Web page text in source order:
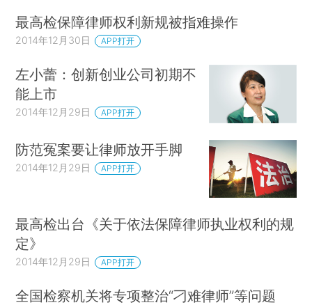
最高检保障律师权利新规被指难操作
2014年12月30日 APP打开
左小蕾：创新创业公司初期不
能上市
2014年12月29日 APP打开
防范冤案要让律师放开手脚
2014年12月29日 APP打开
最高检出台《关于依法保障律师执业权利的规
定》
2014年12月29日 APP打开
全国检察机关将专项整治“刁难律师”等问题